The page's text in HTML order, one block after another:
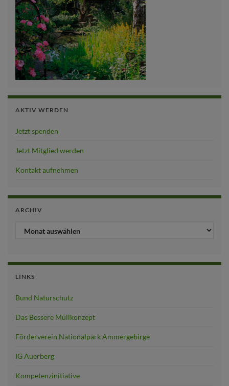
AKTIV WERDEN
Jetzt spenden
Jetzt Mitglied werden
Kontakt aufnehmen
ARCHIV
LINKS
Bund Naturschutz
Das Bessere Müllkonzept
Förderverein Nationalpark Ammergebirge
IG Auerberg
Kompetenzinitiative